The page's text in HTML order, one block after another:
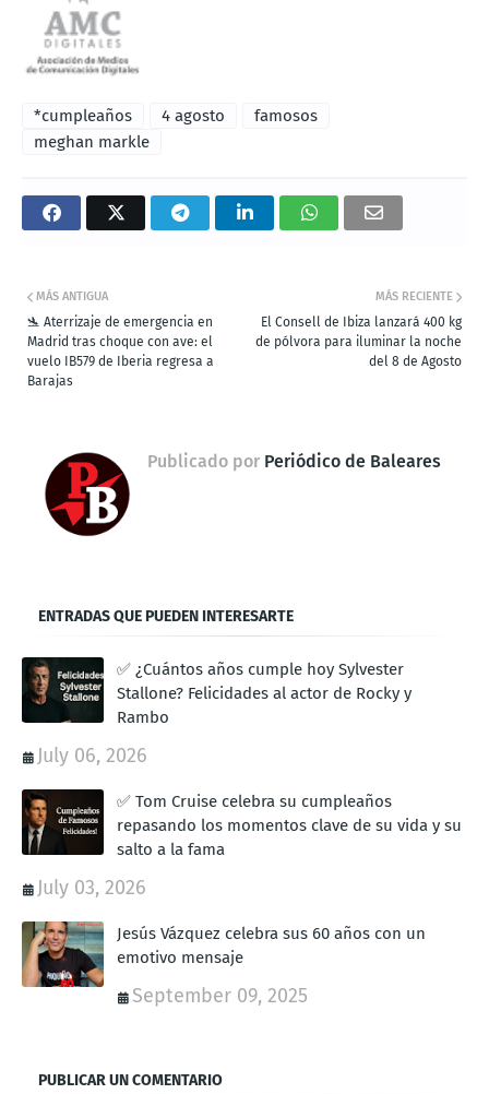
*cumpleaños 4 agosto
famosos
meghan markle
MÁS RECIENTE
El Consell de Ibiza lanzará 400 kg
de pólvora para iluminar la noche
del 8 de Agosto
MÁS ANTIGUA
🛬 Aterrizaje de emergencia en
Madrid tras choque con ave: el
vuelo IB579 de Iberia regresa a
Barajas
Publicado por Periódico de Baleares
ENTRADAS QUE PUEDEN INTERESARTE
✅ ¿Cuántos años cumple hoy Sylvester
Stallone? Felicidades al actor de Rocky y
Rambo
July 06, 2026
✅ Tom Cruise celebra su cumpleaños
repasando los momentos clave de su vida y su
salto a la fama
July 03, 2026
Jesús Vázquez celebra sus 60 años con un
emotivo mensaje
September 09, 2025
PUBLICAR UN COMENTARIO